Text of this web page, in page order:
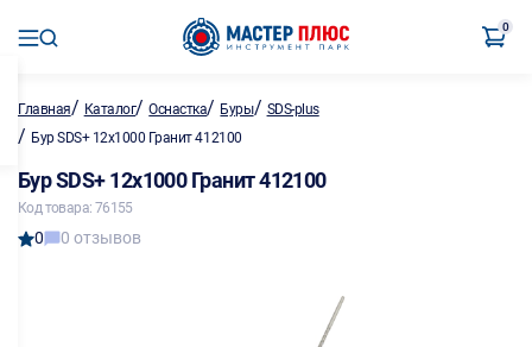
0
Главная/ Каталог/Оснастка/ Буры/ SDS-plus
/ Бур SDS+ 12х1000 Гранит 412100
Бур SDS+ 12х1000 Гранит 412100
Код товара: 76155
0 0 отзывов